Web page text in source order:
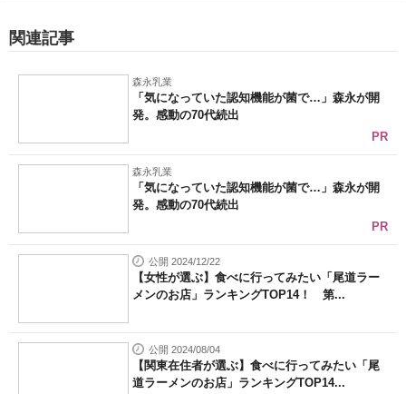
関連記事
森永乳業
「気になっていた認知機能が菌で…」森永が開
発。感動の70代続出
PR
森永乳業
「気になっていた認知機能が菌で…」森永が開
発。感動の70代続出
PR
公開 2024/12/22
【女性が選ぶ】食べに行ってみたい「尾道ラー
メンのお店」ランキングTOP14！ 第...
公開 2024/08/04
【関東在住者が選ぶ】食べに行ってみたい「尾
道ラーメンのお店」ランキングTOP14...